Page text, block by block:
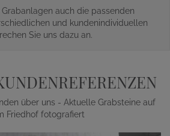
auch die passenden
und kundenindividuellen
Sie uns dazu an.
über uns - Aktuelle Grabsteine auf
Friedhof fotografiert